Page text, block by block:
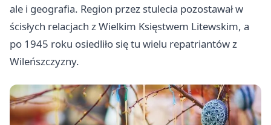
ale i geografia. Region przez stulecia pozostawał w
ścisłych relacjach z Wielkim Księstwem Litewskim, a
po 1945 roku osiedliło się tu wielu repatriantów z
Wileńszczyzny.